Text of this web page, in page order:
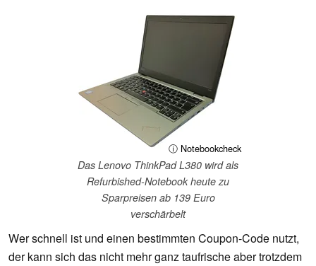
ⓘ Notebookcheck
Das Lenovo ThinkPad L380 wird als
Refurbished-Notebook heute zu
Sparpreisen ab 139 Euro
verschärbelt
Wer schnell ist und einen bestimmten Coupon-Code nutzt,
der kann sich das nicht mehr ganz taufrische aber trotzdem